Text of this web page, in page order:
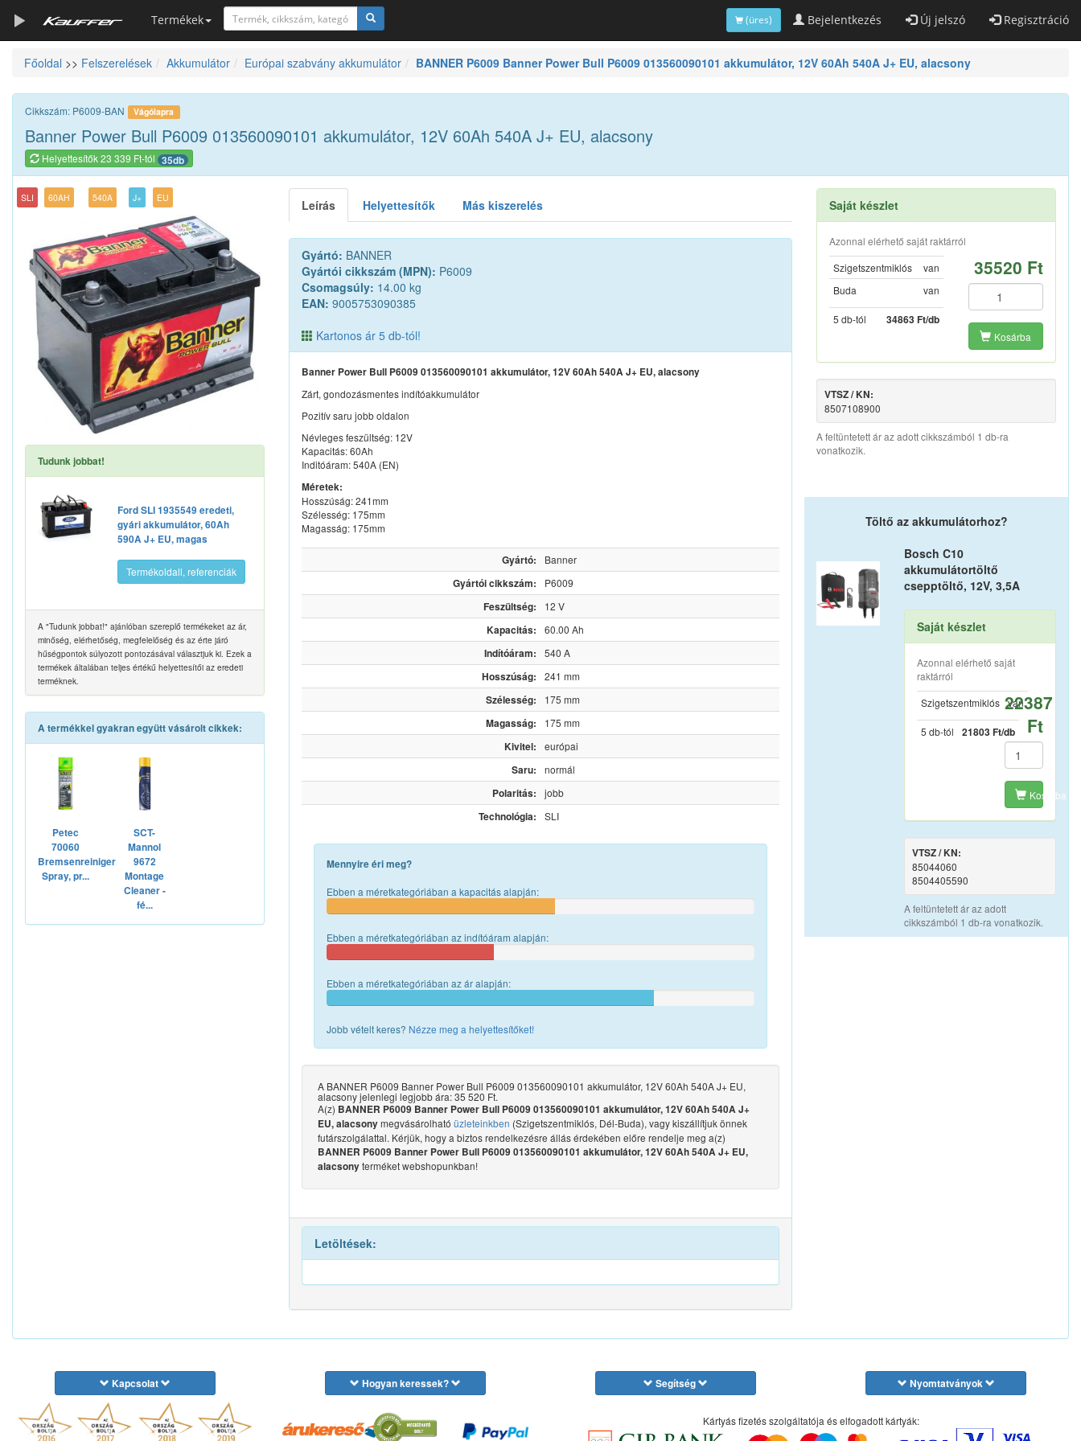
Termékek Bejelentkezés Új jelszó Regisztráció
(üres)
Szerszámkatalógus
Kosár
Alkatrészek
Főoldal >> Felszerelések Akkumulátor Európai szabvány akkumulátor BANNER P6009 Banner Power Bull P6009 013560090101 akkumulátor, 12V 60Ah 540A J+ EU, alacsony
Cikkszám: P6009-BAN Vágólapra
Banner Power Bull P6009 013560090101 akkumulátor, 12V 60Ah 540A J+ EU, alacsony
Helyettesítők 23 339 Ft-tól 35db
SLI 60AH 540A J+ EU
Tudunk jobbat!
Ford SLI 1935549 eredeti,
gyári akkumulátor, 60Ah
590A J+ EU, magas
Termékoldall, referenciák
A "Tudunk jobbat!" ajánlóban szereplő termékeket az ár,
minőség, elérhetőség, megfelelőség és az érte járó
hűségpontok súlyozott pontozásával választjuk ki. Ezek a
termékek általában teljes értékű helyettesítői az eredeti
terméknek.
A termékkel gyakran együtt vásárolt cikkek:
Petec
70060
Bremsenreiniger
Spray, pr...
SCT-
Mannol
9672
Montage
Cleaner -
fé...
Leírás Helyettesítők Más kiszerelés
Gyártó: BANNER
Gyártói cikkszám (MPN): P6009
Csomagsúly: 14.00 kg
EAN: 9005753090385
Kartonos ár 5 db-tól!
Banner Power Bull P6009 013560090101 akkumulátor, 12V 60Ah 540A J+ EU, alacsony
Zárt, gondozásmentes indítóakkumulátor
Pozitív saru jobb oldalon
Névleges feszültség: 12V
Kapacitás: 60Ah
Inditóáram: 540A (EN)
Méretek:
Hosszúság: 241mm
Szélesség: 175mm
Magasság: 175mm
Gyártó: Banner
Gyártói cikkszám: P6009
Feszültség: 12 V
Kapacitás: 60.00 Ah
Indítóáram: 540 A
Hosszúság: 241 mm
Szélesség: 175 mm
Magasság: 175 mm
Kivitel: európai
Saru: normál
Polaritás: jobb
Technológia: SLI
Mennyire éri meg?
Ebben a méretkategóriában a kapacitás alapján:
Ebben a méretkategóriában az indítóáram alapján:
Ebben a méretkategóriában az ár alapján:
Jobb vételt keres? Nézze meg a helyettesítőket!
A BANNER P6009 Banner Power Bull P6009 013560090101 akkumulátor, 12V 60Ah 540A J+ EU,
alacsony jelenlegi legjobb ára: 35 520 Ft.
A(z) BANNER P6009 Banner Power Bull P6009 013560090101 akkumulátor, 12V 60Ah 540A J+
EU, alacsonymegvásárolható üzleteinkben (Szigetszentmiklós, Dél-Buda), vagy kiszállítjuk önnek
futárszolgálattal. Kérjük, hogy a biztos rendelkezésre állás érdekében előre rendelje meg a(z)
BANNER P6009 Banner Power Bull P6009 013560090101 akkumulátor, 12V 60Ah 540A J+ EU,
alacsonyterméket webshopunkban!
Letöltések:
Saját készlet
Azonnal elérhető saját raktárról
Szigetszentmiklós
van
Buda
van
5 db-tól 34863 Ft/db
35520 Ft
Kosárba
VTSZ / KN:
8507108900
A feltüntetett ár az adott cikkszámból 1 db-ra
vonatkozik.
Töltő az akkumulátorhoz?
Bosch C10
akkumulátortöltő
csepptöltő, 12V, 3,5A
Saját készlet
Azonnal elérhető saját
raktárról
Szigetszentmiklós
van
5 db-tól 21803 Ft/db
22387
Ft
Kosárba
VTSZ / KN:
85044060
8504405590
A feltüntetett ár az adott
cikkszámból 1 db-ra vonatkozik.
Kapcsolat Hogyan keressek? Segítség Nyomtatványok
Kártyás fizetés szolgáltatója és elfogadott kártyák: